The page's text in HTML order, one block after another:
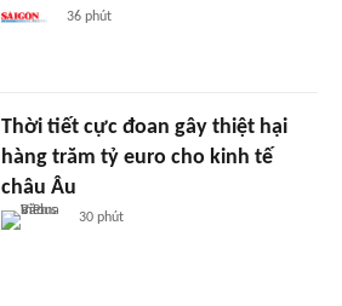
36 phút
Thời tiết cực đoan gây thiệt hại
hàng trăm tỷ euro cho kinh tế
châu Âu
30 phút